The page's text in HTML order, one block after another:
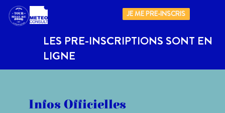
JE ME PRE-INSCRIS
LES PRE-INSCRIPTIONS SONT EN
LIGNE
Infos Officielles